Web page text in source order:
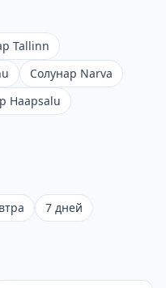
Tallinn
Солунар Narva
Haapsalu
7 дней